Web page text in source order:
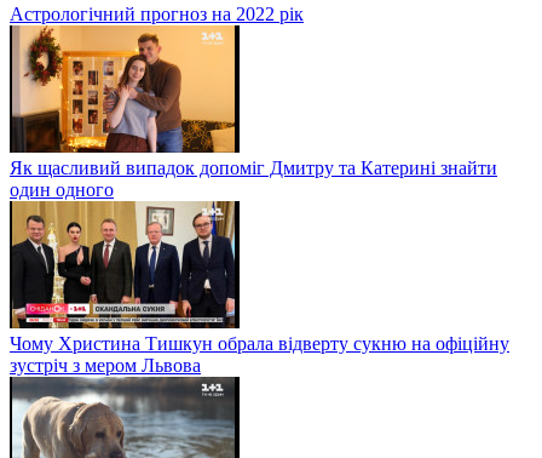
Астрологічний прогноз на 2022 рік
Як щасливий випадок допоміг Дмитру та Катерині знайти
один одного
Чому Христина Тишкун обрала відверту сукню на офіційну
зустріч з мером Львова